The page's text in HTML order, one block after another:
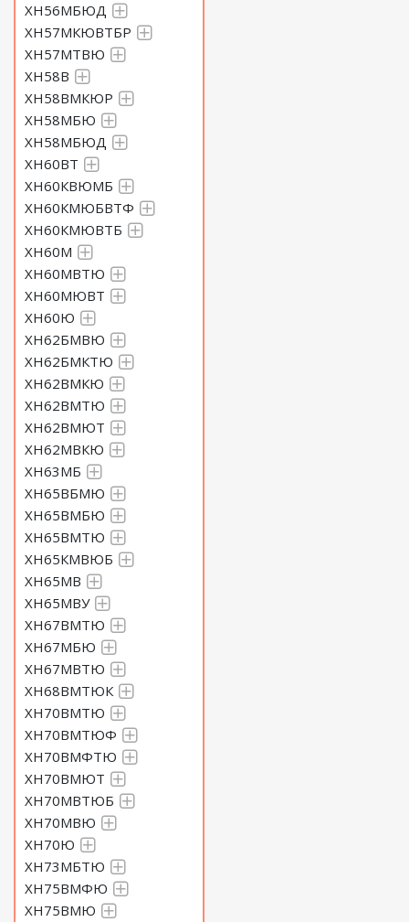
ХН56МБЮД
ХН57МКЮВТБР
ХН57МТВЮ
ХН58В
ХН58ВМКЮР
ХН58МБЮ
ХН58МБЮД
ХН60ВТ
ХН60КВЮМБ
ХН60КМЮБВТФ
ХН60КМЮВТБ
ХН60М
ХН60МВТЮ
ХН60МЮВТ
ХН60Ю
ХН62БМВЮ
ХН62БМКТЮ
ХН62ВМКЮ
ХН62ВМТЮ
ХН62ВМЮТ
ХН62МВКЮ
ХН63МБ
ХН65ВБМЮ
ХН65ВМБЮ
ХН65ВМТЮ
ХН65КМВЮБ
ХН65МВ
ХН65МВУ
ХН67ВМТЮ
ХН67МБЮ
ХН67МВТЮ
ХН68ВМТЮК
ХН70ВМТЮ
ХН70ВМТЮФ
ХН70ВМФТЮ
ХН70ВМЮТ
ХН70МВТЮБ
ХН70МВЮ
ХН70Ю
ХН73МБТЮ
ХН75ВМФЮ
ХН75ВМЮ